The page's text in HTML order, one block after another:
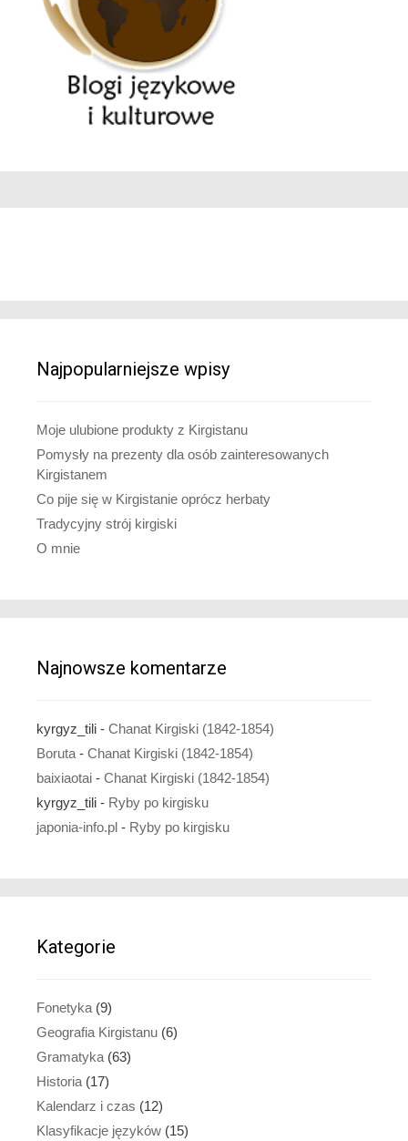
Najpopularniejsze wpisy
Moje ulubione produkty z Kirgistanu
Pomysły na prezenty dla osób zainteresowanych
Kirgistanem
Co pije się w Kirgistanie oprócz herbaty
Tradycyjny strój kirgiski
O mnie
Najnowsze komentarze
kyrgyz_tili - Chanat Kirgiski (1842-1854)
Boruta - Chanat Kirgiski (1842-1854)
baixiaotai - Chanat Kirgiski (1842-1854)
kyrgyz_tili - Ryby po kirgisku
japonia-info.pl - Ryby po kirgisku
Kategorie
Fonetyka (9)
Geografia Kirgistanu (6)
Gramatyka (63)
Historia (17)
Kalendarz i czas (12)
Klasyfikacje języków (15)